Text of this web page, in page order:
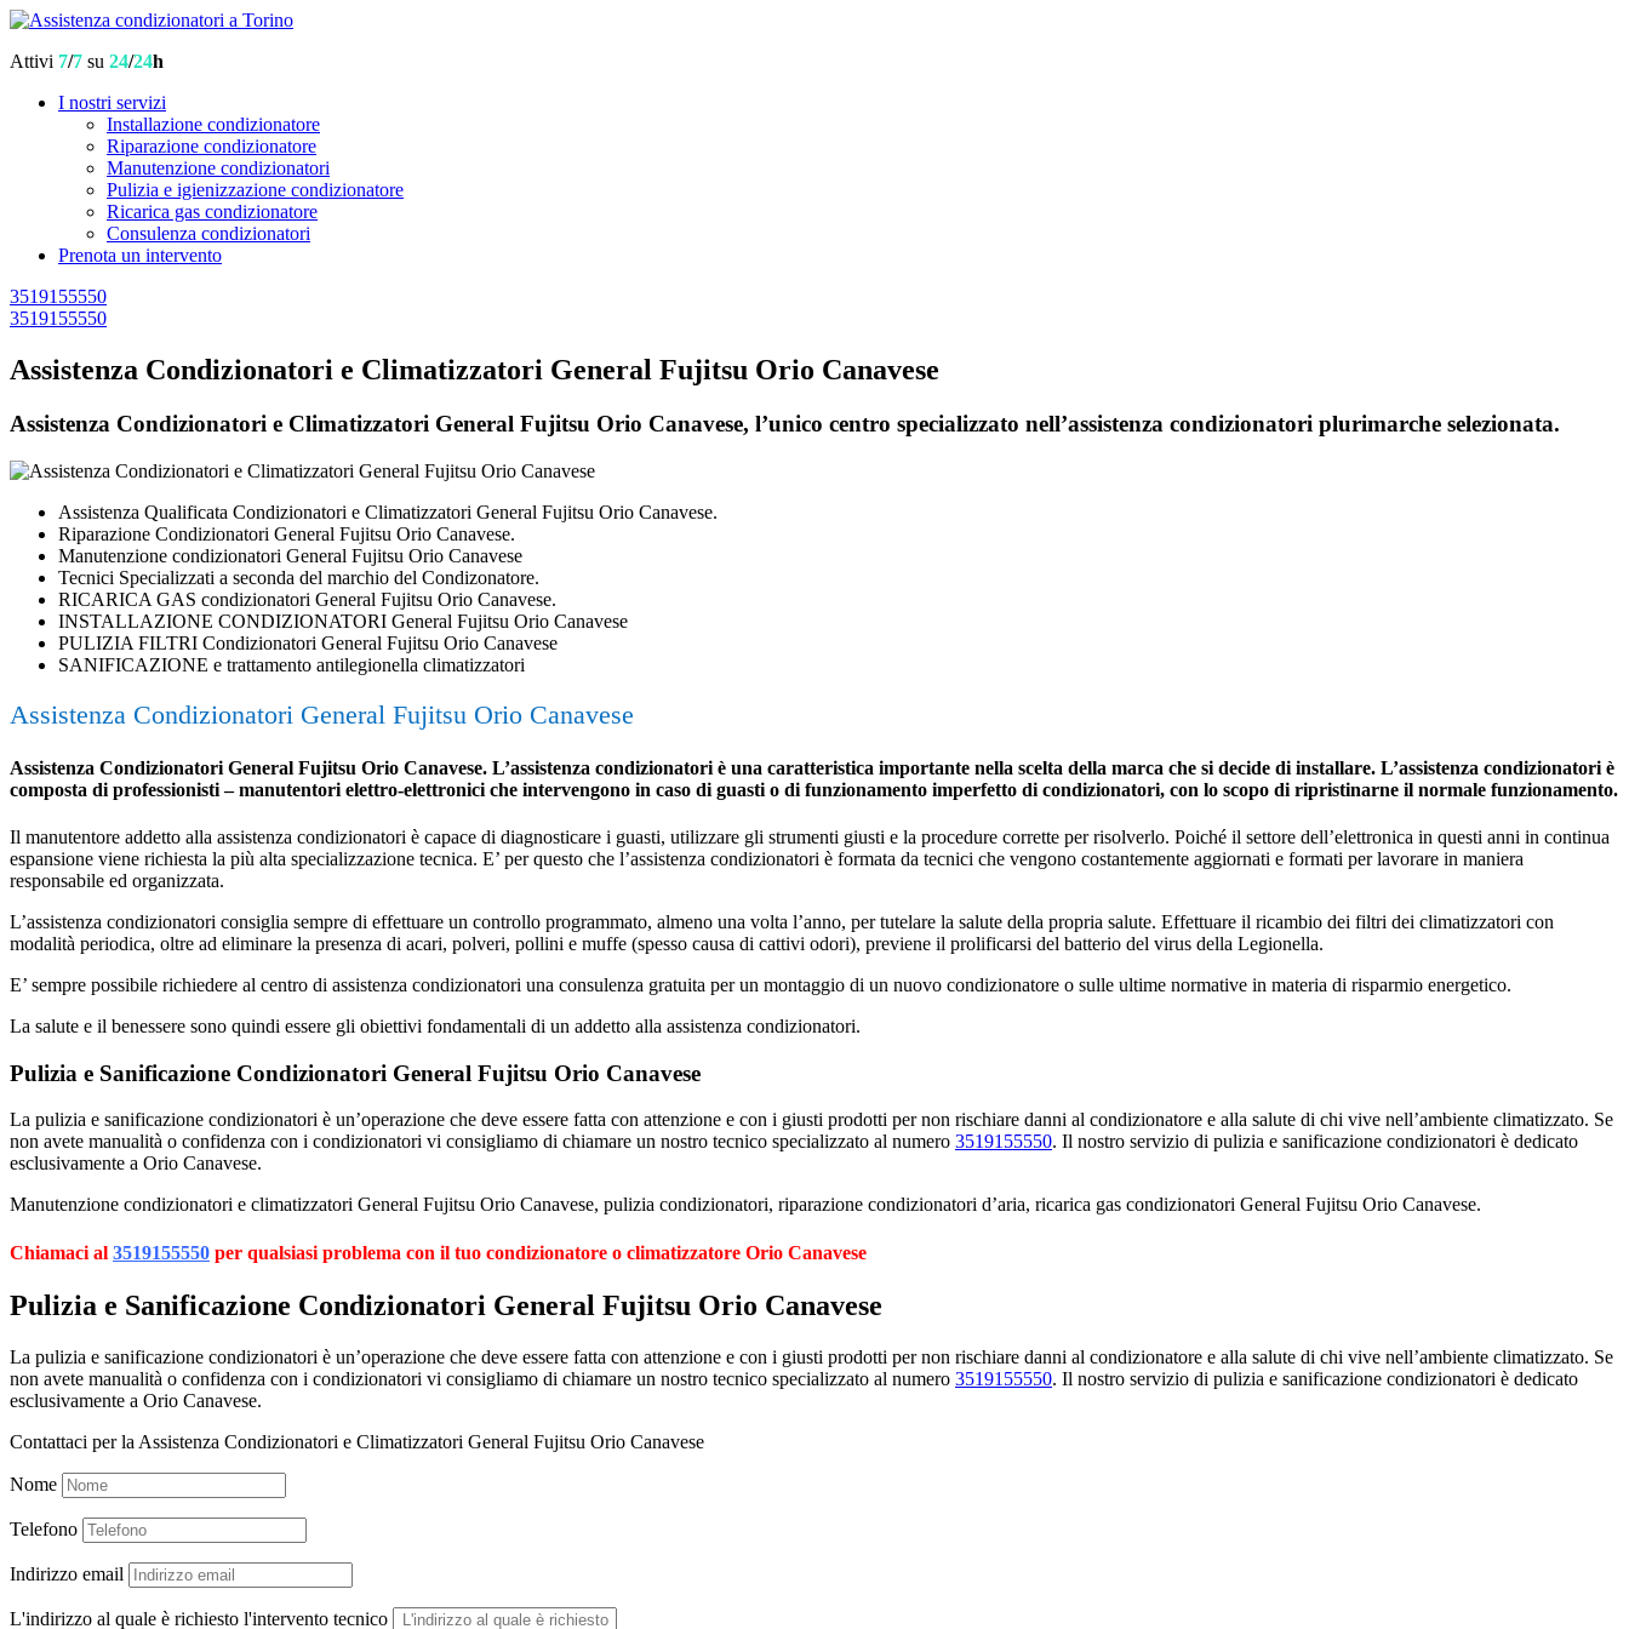
Attivi 7/7 su 24/24h
I nostri servizi
Installazione condizionatore
Riparazione condizionatore
Manutenzione condizionatori
Pulizia e igienizzazione condizionatore
Ricarica gas condizionatore
Consulenza condizionatori
Prenota un intervento
3519155550
3519155550
Assistenza Condizionatori e Climatizzatori General Fujitsu Orio Canavese
Assistenza Condizionatori e Climatizzatori General Fujitsu Orio Canavese, l’unico centro specializzato nell’assistenza condizionatori plurimarche selezionata.
Assistenza Qualificata Condizionatori e Climatizzatori General Fujitsu Orio Canavese.
Riparazione Condizionatori General Fujitsu Orio Canavese.
Manutenzione condizionatori General Fujitsu Orio Canavese
Tecnici Specializzati a seconda del marchio del Condizonatore.
RICARICA GAS condizionatori General Fujitsu Orio Canavese.
INSTALLAZIONE CONDIZIONATORI General Fujitsu Orio Canavese
PULIZIA FILTRI Condizionatori General Fujitsu Orio Canavese
SANIFICAZIONE e trattamento antilegionella climatizzatori
Assistenza Condizionatori General Fujitsu Orio Canavese
Assistenza Condizionatori General Fujitsu Orio Canavese. L’assistenza condizionatori è una caratteristica importante nella scelta della marca che si decide di installare. L’assistenza condizionatori è
composta di professionisti – manutentori elettro-elettronici che intervengono in caso di guasti o di funzionamento imperfetto di condizionatori, con lo scopo di ripristinarne il normale funzionamento.
Il manutentore addetto alla assistenza condizionatori è capace di diagnosticare i guasti, utilizzare gli strumenti giusti e la procedure corrette per risolverlo. Poiché il settore dell’elettronica in questi anni in continua
espansione viene richiesta la più alta specializzazione tecnica. E’ per questo che l’assistenza condizionatori è formata da tecnici che vengono costantemente aggiornati e formati per lavorare in maniera
responsabile ed organizzata.
L’assistenza condizionatori consiglia sempre di effettuare un controllo programmato, almeno una volta l’anno, per tutelare la salute della propria salute. Effettuare il ricambio dei filtri dei climatizzatori con
modalità periodica, oltre ad eliminare la presenza di acari, polveri, pollini e muffe (spesso causa di cattivi odori), previene il prolificarsi del batterio del virus della Legionella.
E’ sempre possibile richiedere al centro di assistenza condizionatori una consulenza gratuita per un montaggio di un nuovo condizionatore o sulle ultime normative in materia di risparmio energetico.
La salute e il benessere sono quindi essere gli obiettivi fondamentali di un addetto alla assistenza condizionatori.
Pulizia e Sanificazione Condizionatori General Fujitsu Orio Canavese
La pulizia e sanificazione condizionatori è un’operazione che deve essere fatta con attenzione e con i giusti prodotti per non rischiare danni al condizionatore e alla salute di chi vive nell’ambiente climatizzato. Se
non avete manualità o confidenza con i condizionatori vi consigliamo di chiamare un nostro tecnico specializzato al numero 3519155550. Il nostro servizio di pulizia e sanificazione condizionatori è dedicato
esclusivamente a Orio Canavese.
Manutenzione condizionatori e climatizzatori General Fujitsu Orio Canavese, pulizia condizionatori, riparazione condizionatori d’aria, ricarica gas condizionatori General Fujitsu Orio Canavese.
Chiamaci al 3519155550 per qualsiasi problema con il tuo condizionatore o climatizzatore Orio Canavese
Pulizia e Sanificazione Condizionatori General Fujitsu Orio Canavese
La pulizia e sanificazione condizionatori è un’operazione che deve essere fatta con attenzione e con i giusti prodotti per non rischiare danni al condizionatore e alla salute di chi vive nell’ambiente climatizzato. Se
non avete manualità o confidenza con i condizionatori vi consigliamo di chiamare un nostro tecnico specializzato al numero 3519155550. Il nostro servizio di pulizia e sanificazione condizionatori è dedicato
esclusivamente a Orio Canavese.
Contattaci per la Assistenza Condizionatori e Climatizzatori General Fujitsu Orio Canavese
Nome
Telefono
Indirizzo email
L'indirizzo al quale è richiesto l'intervento tecnico